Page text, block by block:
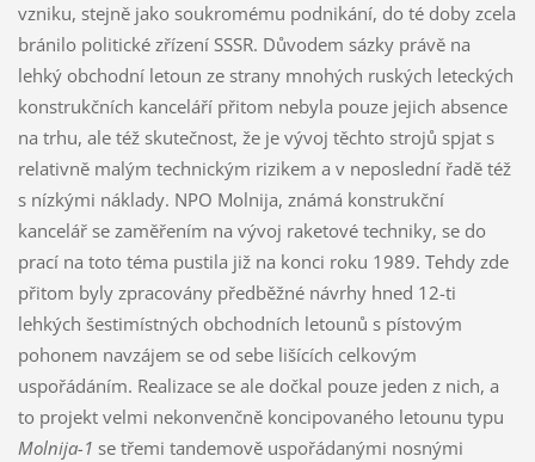
vzniku, stejně jako soukromému podnikání, do té doby zcela
bránilo politické zřízení SSSR. Důvodem sázky právě na
lehký obchodní letoun ze strany mnohých ruských leteckých
konstrukčních kanceláří přitom nebyla pouze jejich absence
na trhu, ale též skutečnost, že je vývoj těchto strojů spjat s
relativně malým technickým rizikem a v neposlední řadě též
s nízkými náklady. NPO Molnija, známá konstrukční
kancelář se zaměřením na vývoj raketové techniky, se do
prací na toto téma pustila již na konci roku 1989. Tehdy zde
přitom byly zpracovány předběžné návrhy hned 12-ti
lehkých šestimístných obchodních letounů s pístovým
pohonem navzájem se od sebe lišících celkovým
uspořádáním. Realizace se ale dočkal pouze jeden z nich, a
to projekt velmi nekonvenčně koncipovaného letounu typu
Molnija-1 se třemi tandemově uspořádanými nosnými